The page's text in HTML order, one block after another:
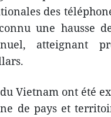
des
une hausse
atteignant
Vietnam ont été
de pays et